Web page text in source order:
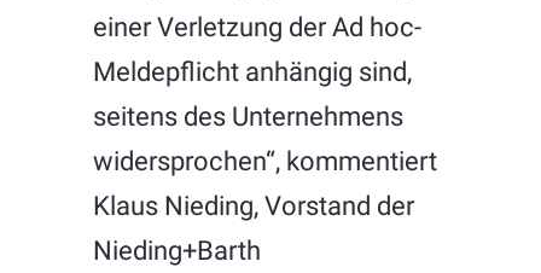
einer Verletzung der Ad hoc-
Meldepflicht anhängig sind,
seitens des Unternehmens
widersprochen“, kommentiert
Klaus Nieding, Vorstand der
Nieding+Barth